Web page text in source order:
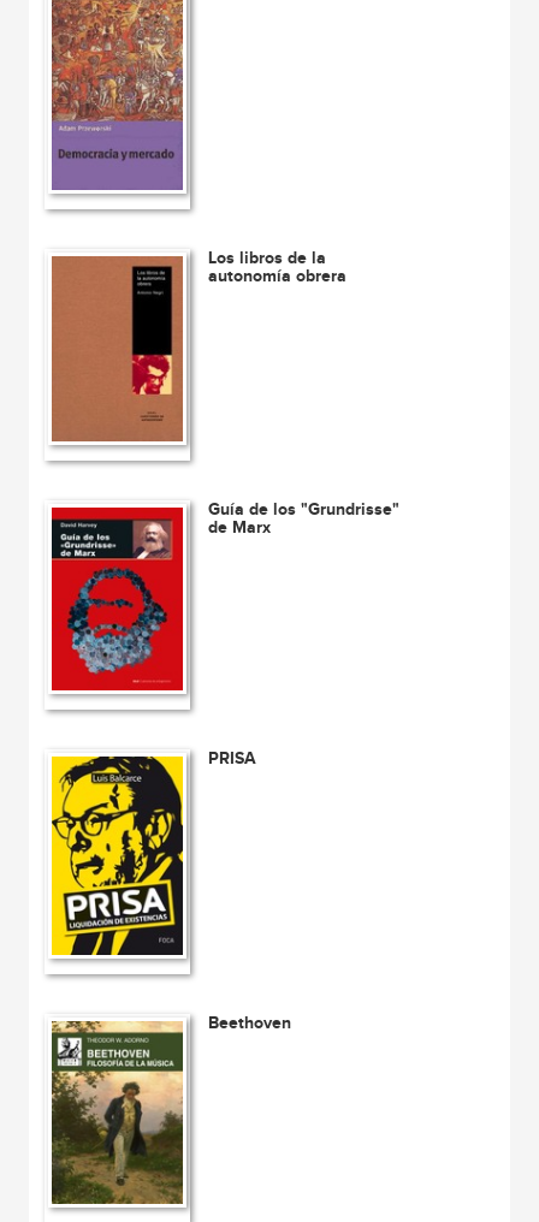
Los libros de la
autonomía obrera
Guía de los "Grundrisse"
de Marx
PRISA
Beethoven